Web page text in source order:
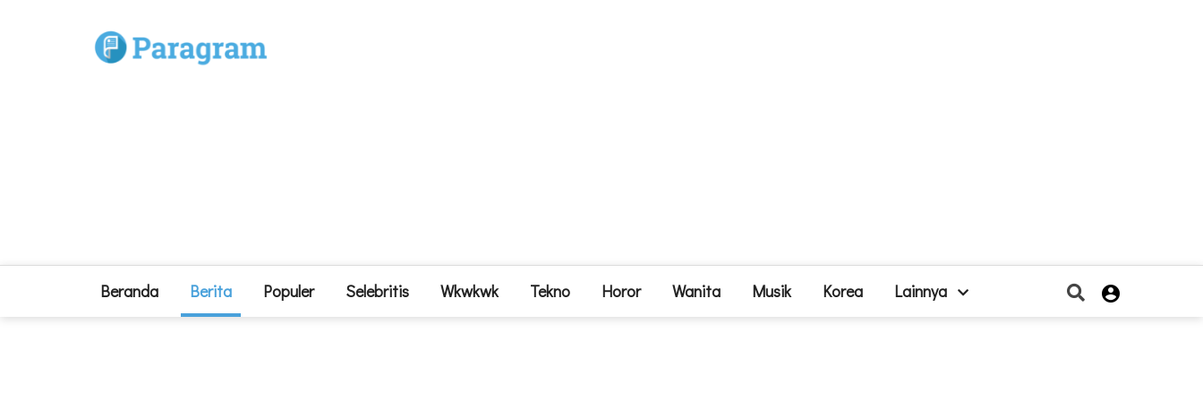
Beranda Berita Populer Selebritis Wkwkwk Tekno Horor Wanita Musik Korea Lainnya 